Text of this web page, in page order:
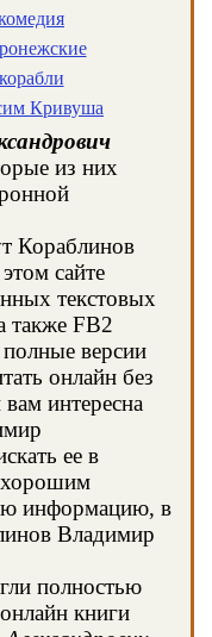
корабли
Кривуша
из них
Кораблинов
сайте
текстовых
также FB2
версии
онлайн без
интересна
ее в
хорошим
информацию, в
Владимир
полностью
книги